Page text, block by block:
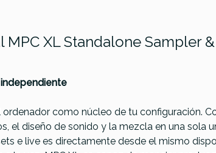
XL Standalone Sampler
ordenador como núcleo de tu configuración.
el diseño de sonido y la mezcla en una sola
e live es directamente desde el mismo